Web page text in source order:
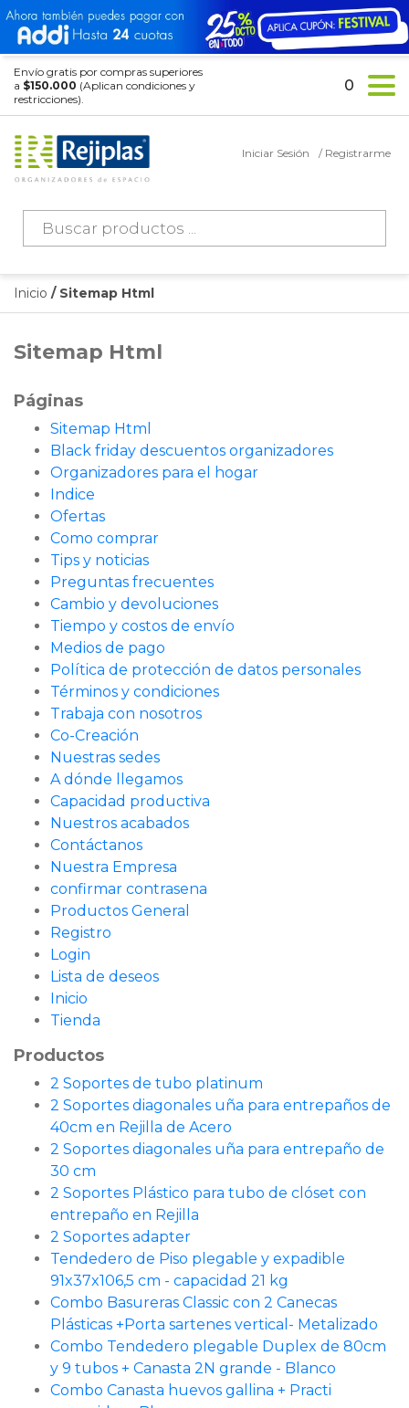
Envío gratis por compras superiores
a $150.000 (Aplican condiciones y
restricciones).
Búsqueda
productos
Iniciar Sesión / Registrarme
0
Inicio / Sitemap Html
Sitemap Html
Páginas
Sitemap Html
Black friday descuentos organizadores
Organizadores para el hogar
Indice
Ofertas
Como comprar
Tips y noticias
Preguntas frecuentes
Cambio y devoluciones
Tiempo y costos de envío
Medios de pago
Política de protección de datos personales
Términos y condiciones
Trabaja con nosotros
Co-Creación
Nuestras sedes
A dónde llegamos
Capacidad productiva
Nuestros acabados
Contáctanos
Nuestra Empresa
confirmar contrasena
Productos General
Registro
Login
Lista de deseos
Inicio
Tienda
Productos
2 Soportes de tubo platinum
2 Soportes diagonales uña para entrepaños de
40cm en Rejilla de Acero
2 Soportes diagonales uña para entrepaño de
30 cm
2 Soportes Plástico para tubo de clóset con
entrepaño en Rejilla
2 Soportes adapter
Tendedero de Piso plegable y expadible
91x37x106,5 cm - capacidad 21 kg
Combo Basureras Classic con 2 Canecas
Plásticas +Porta sartenes vertical- Metalizado
Combo Tendedero plegable Duplex de 80cm
y 9 tubos + Canasta 2N grande - Blanco
Combo Canasta huevos gallina + Practi